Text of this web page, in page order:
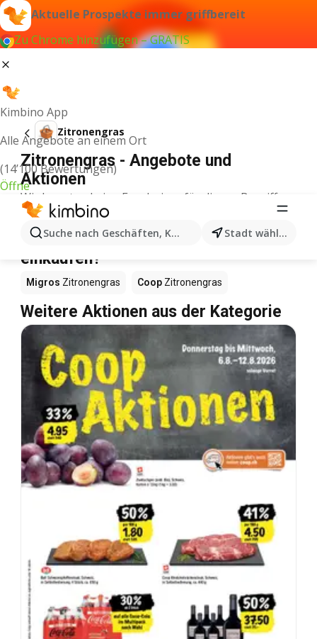
Aktuelle Prospekte immer griffbereit
Zu Chrome hinzufügen – GRATIS
Kimbino App
Alle Angebote an einem Ort
(14’100 Bewertungen)
Öffne
Suche nach Geschäften, Kategorien, Produkten...
Stadt wählen
Zitronengras
Zitronengras - Angebote und
Aktionen
Wir konnten keine Ergebnisse für diesen Begriff
finden.
Zitronengras im Angebot – Wo
einkaufen?
Migros Zitronengras Coop Zitronengras
Weitere Aktionen aus der Kategorie